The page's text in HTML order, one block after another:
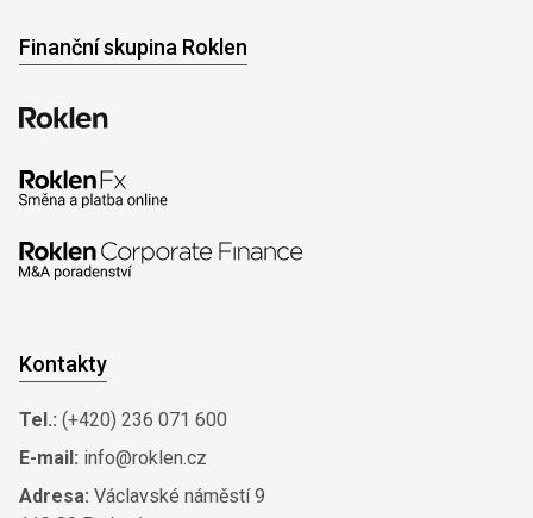
Finanční skupina Roklen
Kontakty
Tel.: (+420) 236 071 600
E-mail: info@roklen.cz
Adresa: Václavské náměstí 9